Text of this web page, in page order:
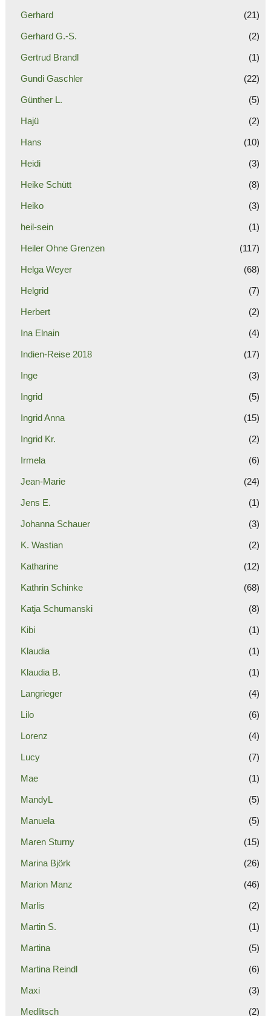
Gerhard (21)
Gerhard G.-S. (2)
Gertrud Brandl (1)
Gundi Gaschler (22)
Günther L. (5)
Hajü (2)
Hans (10)
Heidi (3)
Heike Schütt (8)
Heiko (3)
heil-sein (1)
Heiler Ohne Grenzen (117)
Helga Weyer (68)
Helgrid (7)
Herbert (2)
Ina Elnain (4)
Indien-Reise 2018 (17)
Inge (3)
Ingrid (5)
Ingrid Anna (15)
Ingrid Kr. (2)
Irmela (6)
Jean-Marie (24)
Jens E. (1)
Johanna Schauer (3)
K. Wastian (2)
Katharine (12)
Kathrin Schinke (68)
Katja Schumanski (8)
Kibi (1)
Klaudia (1)
Klaudia B. (1)
Langrieger (4)
Lilo (6)
Lorenz (4)
Lucy (7)
Mae (1)
MandyL (5)
Manuela (5)
Maren Sturny (15)
Marina Björk (26)
Marion Manz (46)
Marlis (2)
Martin S. (1)
Martina (5)
Martina Reindl (6)
Maxi (3)
Medlitsch (2)